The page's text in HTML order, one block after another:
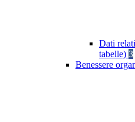
Dati
tabelle) 3
Benessere